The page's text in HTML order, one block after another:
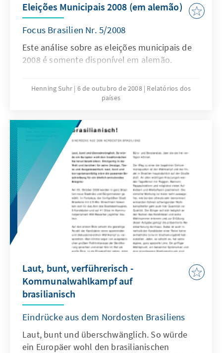
Eleições Municipais 2008 (em alemão)
Focus Brasilien Nr. 5/2008
Este análise sobre as eleições municipais de
2008 é somente disponível em alemão.
Henning Suhr 6 de outubro de 2008 Relatórios dos
países
Laut, bunt, verführerisch -
Kommunalwahlkampf auf
brasilianisch
Eindrücke aus dem Nordosten Brasiliens
Laut, bunt und überschwänglich. So würde
ein Europäer wohl den brasilianischen